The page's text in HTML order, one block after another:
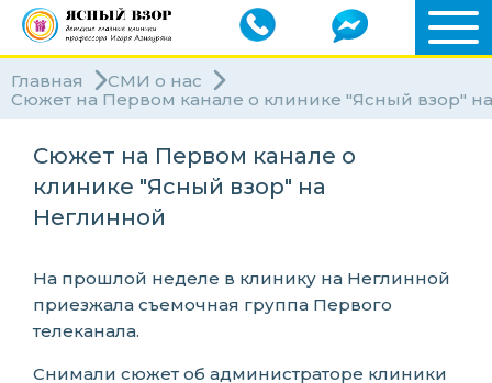
Главная
СМИ о нас
Сюжет на Первом канале о клинике "Ясный взор"
Сюжет на Первом канале о
клинике "Ясный взор" на
Неглинной
На прошлой неделе в клинику на Неглинной
приезжала съемочная группа Первого
телеканала.
Снимали сюжет об администраторе клиники